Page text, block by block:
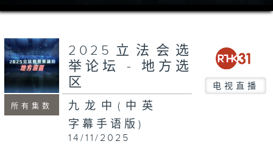
seconds
hour,
25
minutes,
所有集数
2025立法会选
举论坛 - 地方选
区
电视直播
九龙中(中英
字幕手语版)
14/11/2025